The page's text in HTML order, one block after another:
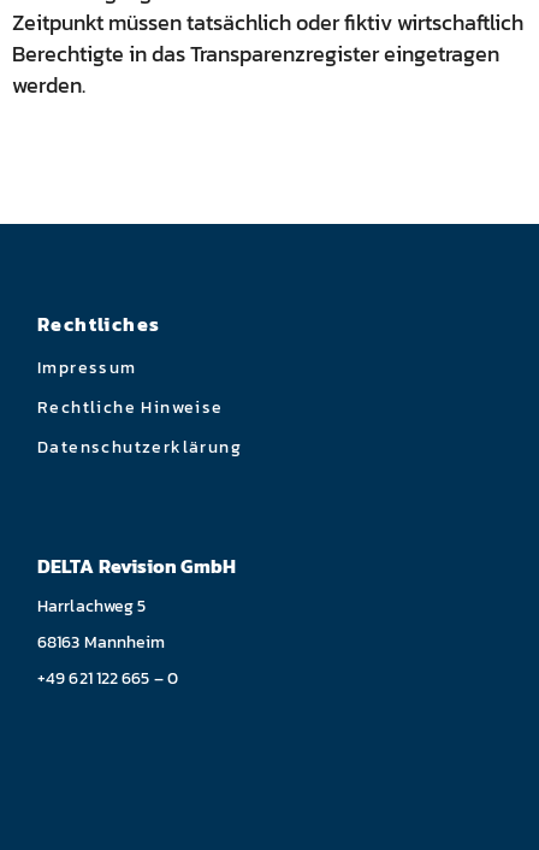
Zeitpunkt müssen tatsächlich oder fiktiv wirtschaftlich
Berechtigte in das Transparenzregister eingetragen
werden.
Rechtliches
Impressum
Rechtliche Hinweise
Datenschutzerklärung
DELTA Revision GmbH
Harrlachweg 5
68163 Mannheim
+49 621 122 665 – 0